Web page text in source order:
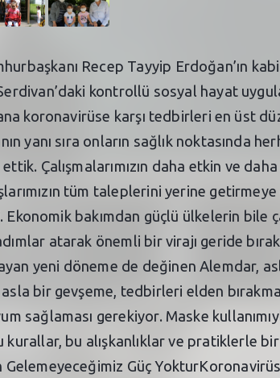
Recep Tayyip Erdoğan’ın
kontrollü sosyal hayat
koronavirüse karşı tedbirleri en üst
yanı sıra onların sağlık noktasında
Çalışmalarımızın daha etkin ve
tüm taleplerini yerine getirmeye
bakımdan güçlü ülkelerin bile
atarak önemli bir virajı geride
yeni döneme de değinen Alemdar,
bir gevşeme, tedbirleri elden
sağlaması gerekiyor. Maske
kurallar, bu alışkanlıklar ve pratiklerle
Güç